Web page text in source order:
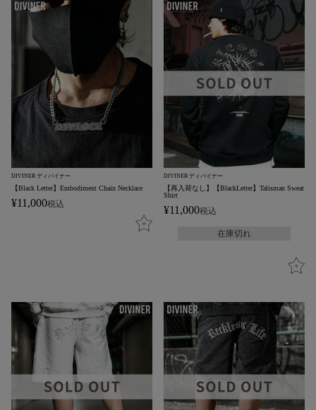
DIVINER ディバイナー
【Black Letter】Embodiment Chain Necklace
¥11,000税込
DIVINER ディバイナー
【再入荷なし】【BlackLetter】Talisman Sweat
Shirt
¥11,000税込
在庫切れ